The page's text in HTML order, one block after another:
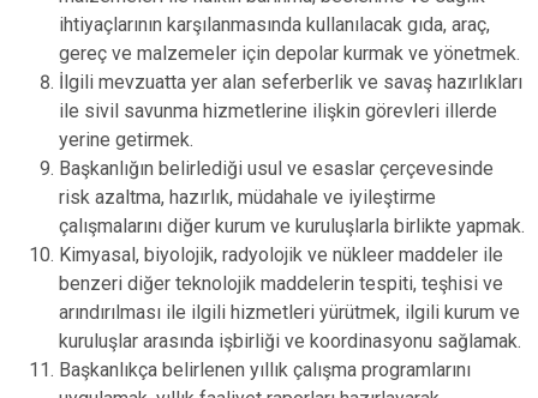
ihtiyaçlarının karşılanmasında kullanılacak gıda, araç,
gereç ve malzemeler için depolar kurmak ve yönetmek.
İlgili mevzuatta yer alan seferberlik ve savaş hazırlıkları
ile sivil savunma hizmetlerine ilişkin görevleri illerde
yerine getirmek.
Başkanlığın belirlediği usul ve esaslar çerçevesinde
risk azaltma, hazırlık, müdahale ve iyileştirme
çalışmalarını diğer kurum ve kuruluşlarla birlikte yapmak.
Kimyasal, biyolojik, radyolojik ve nükleer maddeler ile
benzeri diğer teknolojik maddelerin tespiti, teşhisi ve
arındırılması ile ilgili hizmetleri yürütmek, ilgili kurum ve
kuruluşlar arasında işbirliği ve koordinasyonu sağlamak.
Başkanlıkça belirlenen yıllık çalışma programlarını